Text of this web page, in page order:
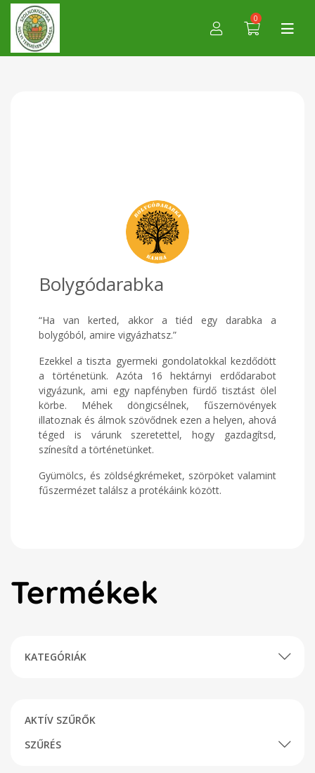
0
Bolygódarabka
“Ha van kerted, akkor a tiéd egy darabka a
bolygóból, amire vigyázhatsz.”
Ezekkel a tiszta gyermeki gondolatokkal kezdődött
a történetünk. Azóta 16 hektárnyi erdődarabot
vigyázunk, ami egy napfényben fürdő tisztást ölel
körbe. Méhek döngicsélnek, fűszernövények
illatoznak és álmok szövődnek ezen a helyen, ahová
téged is várunk szeretettel, hogy gazdagítsd,
színesítd a történetünket.
Gyümölcs, és zöldségkrémeket, szörpöket valamint
fűszermézet találsz a protékáink között.
Termékek
KATEGÓRIÁK
AKTÍV SZŰRŐK
SZŰRÉS